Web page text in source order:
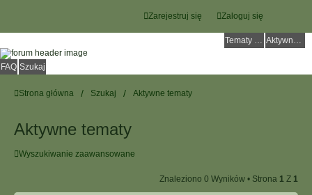
Zaloguj się
Zarejestruj się
Tematy bez odpowiedzi Aktywne tematy
FAQ Szukaj
Strona główna Szukaj Aktywne tematy
Aktywne tematy
Wyszukiwanie zaawansowane
Znaleziono 0 Wyników • Strona 1 Z 1